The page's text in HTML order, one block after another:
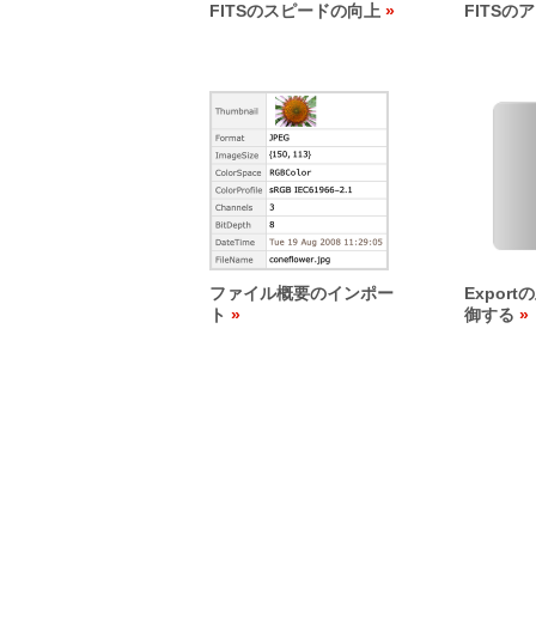
FITSのスピードの向上 FITSの
ファイル概要のインポー
ト
Export
御する